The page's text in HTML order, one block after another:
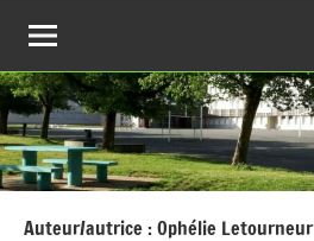
Auteur/autrice :Ophélie Letourneur